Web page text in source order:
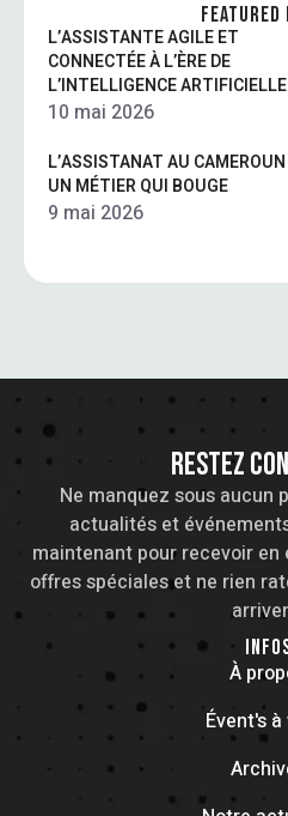
FEATURED
L’ASSISTANTE AGILE ET
CONNECTÉE À L’ÈRE DE
L’INTELLIGENCE ARTIFICIELLE
10 mai 2026
L’ASSISTANAT AU
UN MÉTIER QUI BOUGE
9 mai 2026
RESTEZ
Ne manquez sous aucun
actualités et
maintenant pour recevoir
offres spéciales et ne rien
À
Évent's